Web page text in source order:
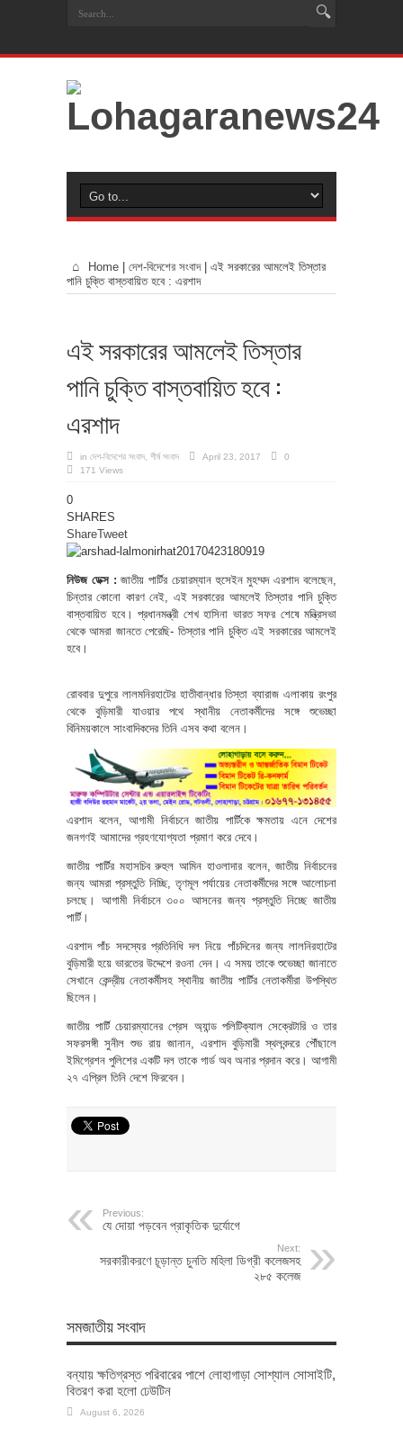
Home দেশ-বিদেশের সংবাদ
এই সরকারের আমলেই তিস্তার
পানি চুক্তি বাস্তবায়িত হবে : এরশাদ
এই সরকারের আমলেই তিস্তার
পানি চুক্তি বাস্তবায়িত হবে :
এরশাদ
in দেশ-বিদেশের সংবাদ শীর্ষ সংবাদ April 23, 2017
0
171 Views
0
SHARES
ShareTweet
নিউজ ডেক্স : জাতীয় পার্টির চেয়ারম্যান হুসেইন মুহম্মদ এরশাদ বলেছেন,
চিন্তার কোনো কারণ নেই, এই সরকারের আমলেই তিস্তার পানি চুক্তি
বাস্তবায়িত হবে। প্রধানমন্ত্রী শেখ হাসিনা ভারত সফর শেষে মন্ত্রিসভা
থেকে আমরা জানতে পেরেছি- তিস্তার পানি চুক্তি এই সরকারের আমলেই
হবে।
রোববার দুপুরে লালমনিরহাটের হাতীবান্ধার তিস্তা ব্যারাজ এলাকায় রংপুর
থেকে বুড়িমারী যাওয়ার পথে স্থানীয় নেতাকর্মীদের সঙ্গে শুভেচ্ছা
বিনিময়কালে সাংবাদিকদের তিনি এসব কথা বলেন।
এরশাদ বলেন, আগামী নির্বাচনে জাতীয় পার্টিকে ক্ষমতায় এনে দেশের
জনগণই আমাদের গ্রহণযোগ্যতা প্রমাণ করে দেবে।
জাতীয় পার্টির মহাসচিব রুহুল আমিন হাওলাদার বলেন, জাতীয় নির্বাচনের
জন্য আমরা প্রস্তুতি নিচ্ছি, তৃণমূল পর্যায়ের নেতাকর্মীদের সঙ্গে আলোচনা
চলছে। আগামী নির্বাচনে ৩০০ আসনের জন্য প্রস্তুতি নিচ্ছে জাতীয়
পার্টি।
এরশাদ পাঁচ সদস্যের প্রতিনিধি দল নিয়ে পাঁচদিনের জন্য লালনিরহাটের
বুড়িমারী হয়ে ভারতের উদ্দেশে রওনা দেন। এ সময় তাকে শুভেচ্ছা জানাতে
সেখানে কেন্দ্রীয় নেতাকর্মীসহ স্থানীয় জাতীয় পার্টির নেতাকর্মীরা উপস্থিত
ছিলেন।
জাতীয় পার্টি চেয়ারম্যানের প্রেস অ্যান্ড পলিটিক্যাল সেক্রেটারি ও তার
সফরসঙ্গী সুনীল শুভ রায় জানান, এরশাদ বুড়িমারী স্থলবন্দরে পৌঁছালে
ইমিগ্রেশন পুলিশের একটি দল তাকে গার্ড অব অনার প্রদান করে। আগামী
২৭ এপ্রিল তিনি দেশে ফিরবেন।
Previous:
যে দোয়া পড়বেন প্রাকৃতিক দুর্যোগে
Next:
সরকারীকরণে চূড়ান্ত চুনতি মহিলা ডিগ্রী কলেজসহ
২৮৫ কলেজ
সমজাতীয় সংবাদ
বন্যায় ক্ষতিগ্রস্ত পরিবারের পাশে লোহাগাড়া সোশ্যাল সোসাইটি,
বিতরণ করা হলো ঢেউটিন
August 6, 2026